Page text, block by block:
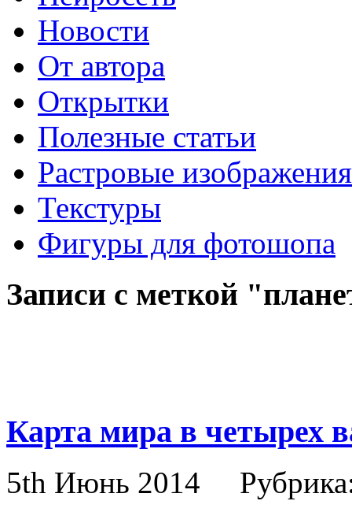
Новости
От автора
Открытки
Полезные статьи
Растровые изображения
Текстуры
Фигуры для фотошопа
Записи с меткой
Карта мира в четырех
5th Июнь 2014